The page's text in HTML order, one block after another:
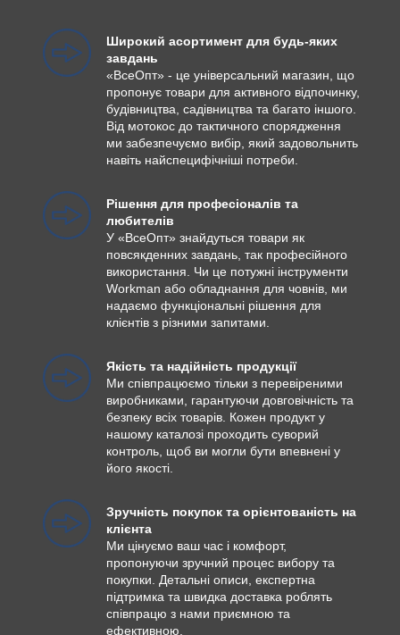
Широкий асортимент для будь-яких
завдань
«ВсеОпт» - це універсальний магазин, що
пропонує товари для активного відпочинку,
будівництва, садівництва та багато іншого.
Від мотокос до тактичного спорядження
ми забезпечуємо вибір, який задовольнить
навіть найспецифічніші потреби.
Рішення для професіоналів та
любителів
У «ВсеОпт» знайдуться товари як
повсякденних завдань, так професійного
використання. Чи це потужні інструменти
Workman або обладнання для човнів, ми
надаємо функціональні рішення для
клієнтів з різними запитами.
Якість та надійність продукції
Ми співпрацюємо тільки з перевіреними
виробниками, гарантуючи довговічність та
безпеку всіх товарів. Кожен продукт у
нашому каталозі проходить суворий
контроль, щоб ви могли бути впевнені у
його якості.
Зручність покупок та орієнтованість на
клієнта
Ми цінуємо ваш час і комфорт,
пропонуючи зручний процес вибору та
покупки. Детальні описи, експертна
підтримка та швидка доставка роблять
співпрацю з нами приємною та
ефективною.